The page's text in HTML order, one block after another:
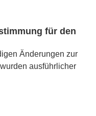
für den
Änderungen zur
ausführlicher